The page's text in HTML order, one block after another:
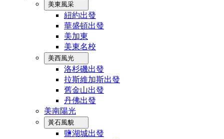
美東風采
紐約出發
華盛頓出發
美加東
美東名校
美西風光
洛杉磯出發
拉斯維加斯出發
舊金山出發
丹佛出發
美南陽光
黃石風貌
鹽湖城出發